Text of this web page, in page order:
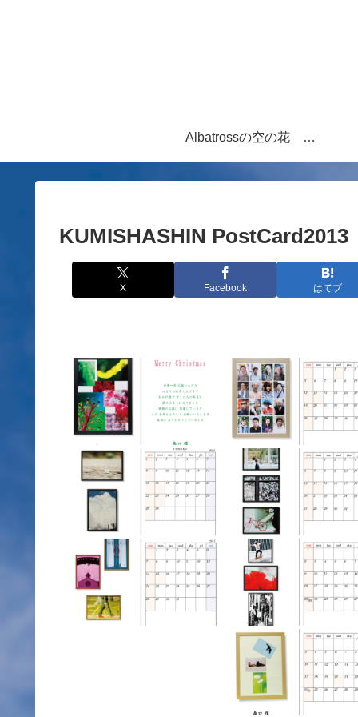
Albatrossの空の花 写真と青空を舞ういろいろな「ものがたり」
KUMISHASHIN PostCard2013
X Facebook はてブ